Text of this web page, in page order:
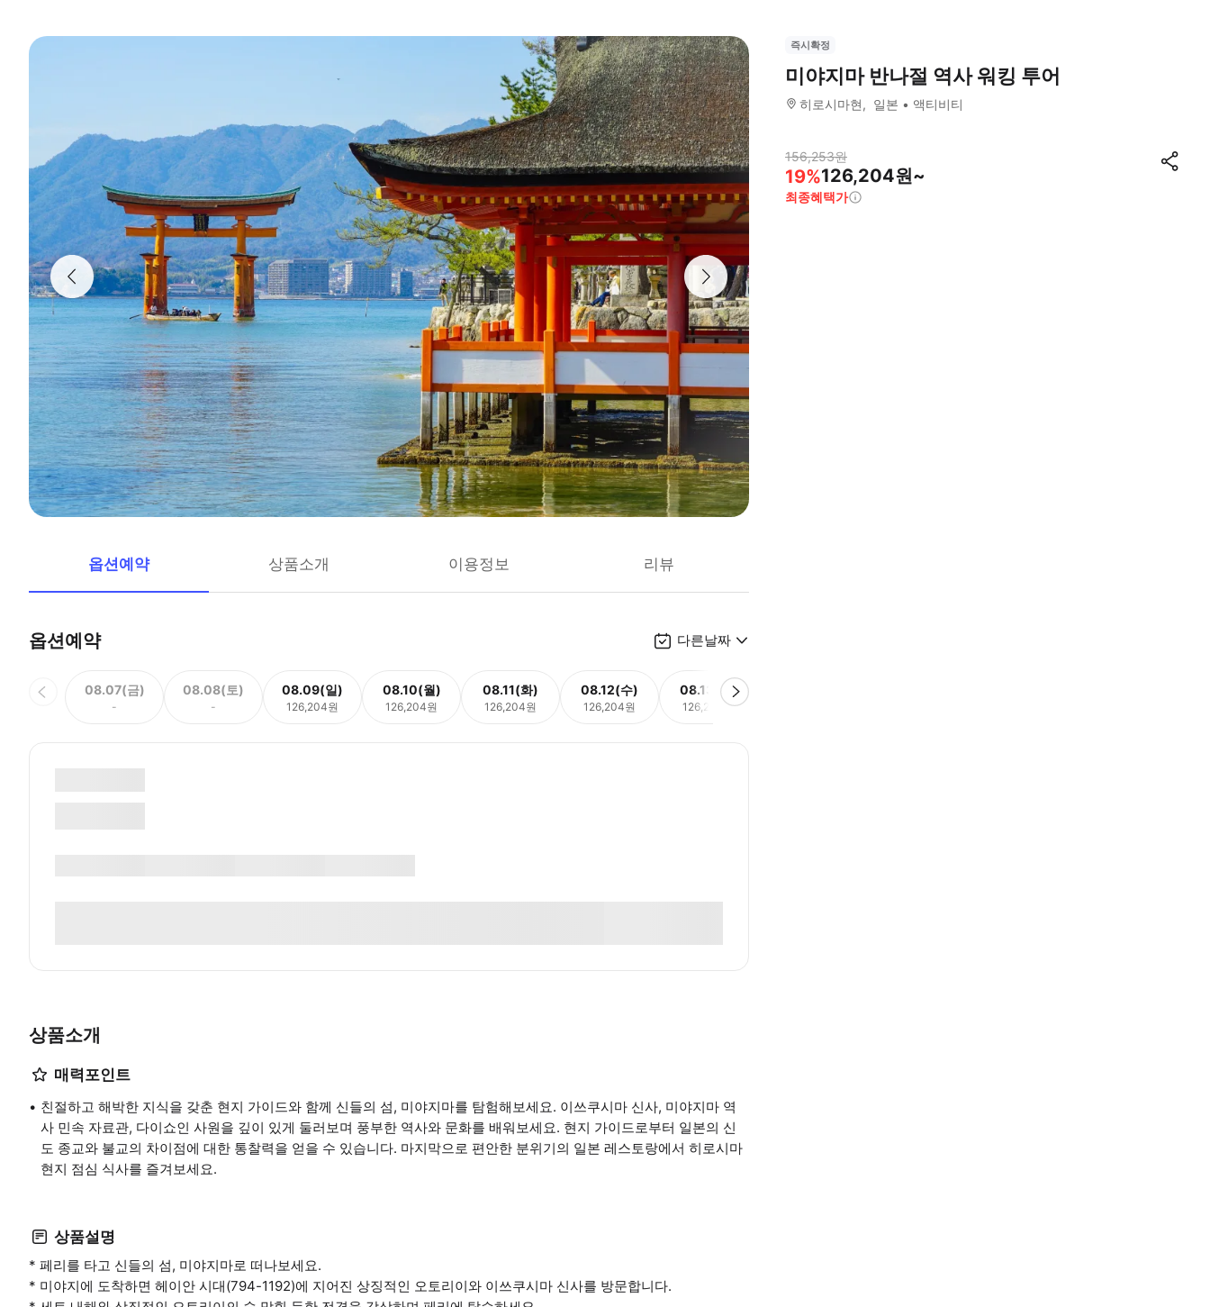
옵션예약 상품소개 이용정보 리뷰
옵션예약 다른날짜
08.07(금)
-
08.08(토)
-
08.09(일)
126,204원
08.10(월)
126,204원
08.11(화)
126,204원
08.12(수)
126,204원
08.13(목)
126,204원
상품소개
매력포인트
친절하고 해박한 지식을 갖춘 현지 가이드와 함께 신들의 섬, 미야지마를 탐험해보세요. 이쓰쿠시마 신사, 미야지마 역
사 민속 자료관, 다이쇼인 사원을 깊이 있게 둘러보며 풍부한 역사와 문화를 배워보세요. 현지 가이드로부터 일본의 신
도 종교와 불교의 차이점에 대한 통찰력을 얻을 수 있습니다. 마지막으로 편안한 분위기의 일본 레스토랑에서 히로시마
현지 점심 식사를 즐겨보세요.
상품설명
* 페리를 타고 신들의 섬, 미야지마로 떠나보세요.
* 미야지에 도착하면 헤이안 시대(794-1192)에 지어진 상징적인 오토리이와 이쓰쿠시마 신사를 방문합니다.
즉시확정
미야지마 반나절 역사 워킹 투어
히로시마현 일본 액티비티
156,253원
19%126,204원~
최종혜택가